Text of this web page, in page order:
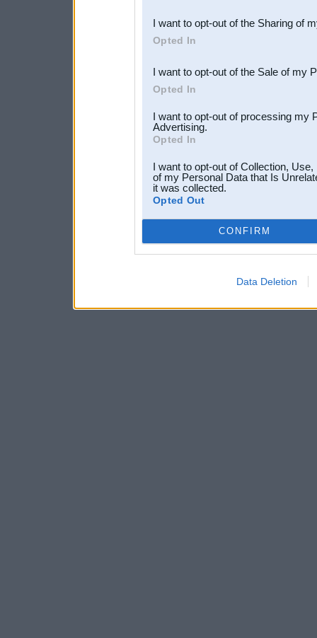
Downstream Participants
third parties.
I want to opt-out of the Sharing of
Opted In
I want to opt-out of the Sale of my
Opted In
I want to opt-out of processing my
Advertising.
Opted In
I want to opt-out of Collection,
of my Personal Data that Is
it was collected.
Opted Out
CONFIRM
Data Deletion